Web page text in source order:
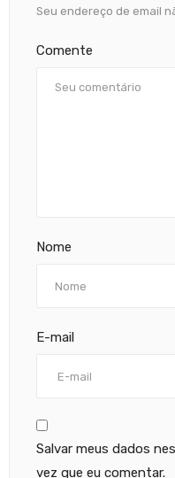
Seu endereço de email
Comente
Nome
E-mail
Salvar meus dados
vez que eu comentar.